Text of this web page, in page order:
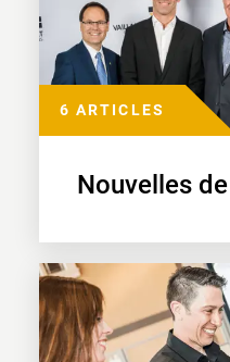
6 ARTICLES
Nouvelles